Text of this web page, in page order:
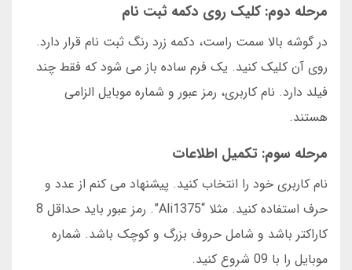
مرحله دوم: کلیک روی دکمه ثبت نام
در گوشه بالا سمت راست، دکمه زرد رنگ ثبت نام قرار دارد.
روی آن کلیک کنید. یک فرم ساده باز می شود که فقط چند
فیلد دارد. نام کاربری، رمز عبور و شماره موبایل الزامی
هستند.
مرحله سوم: تکمیل اطلاعات
نام کاربری خود را انتخاب کنید. پیشنهاد می کنم از عدد و
حرف استفاده کنید. مثلا “Ali1375”. رمز عبور باید حداقل 8
کاراکتر باشد و شامل حروف بزرگ و کوچک باشد. شماره
موبایل را با 09 شروع کنید.